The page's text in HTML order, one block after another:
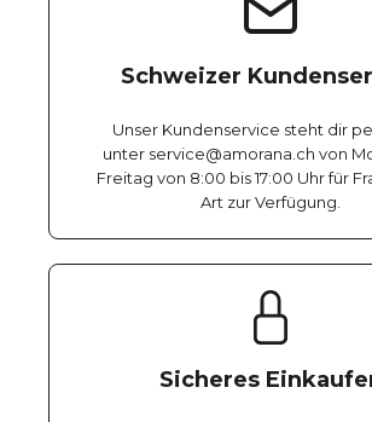
Schweizer
Unser Kundenservice steht dir
unter service@amorana.ch von
Freitag von 8:00 bis 17:00 Uhr für
Art zur Verfügung.
Sicheres